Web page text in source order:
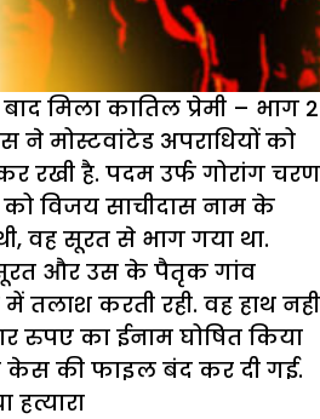
मिला कातिल प्रेमी – भाग 2
ने मोस्टवांटेड अपराधियों को
रखी है. पदम उर्फ गोरांग चरण
को विजय साचीदास नाम के
वह सूरत से भाग गया था.
और उस के पैतृक गांव
करती रही. वह हाथ नहीं
रुपए का ईनाम घोषित किया
केस की फाइल बंद कर दी गई.